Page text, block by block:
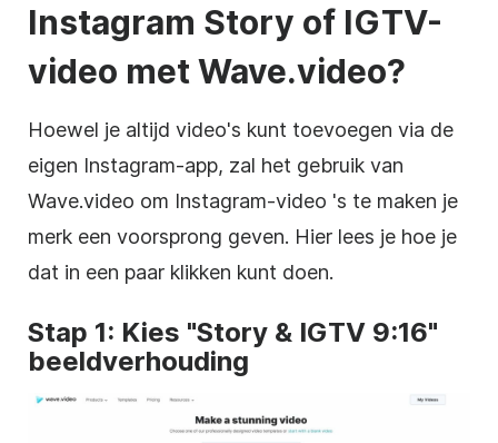
Instagram Story of IGTV-
video met Wave.video?
Hoewel je altijd video's kunt toevoegen via de
eigen Instagram-app, zal het gebruik van
Wave.video om Instagram-video 's te maken je
merk een voorsprong geven. Hier lees je hoe je
dat in een paar klikken kunt doen.
Stap 1: Kies "Story & IGTV 9:16"
beeldverhouding